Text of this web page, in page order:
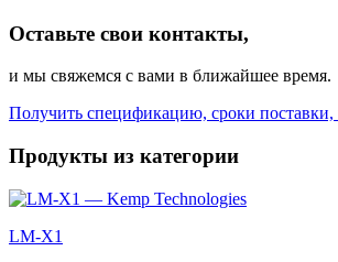
Оставьте свои контакты,
и мы свяжемся с вами в ближайшее время.
Получить спецификацию, сроки поставки,
Продукты из категории
LM-X1